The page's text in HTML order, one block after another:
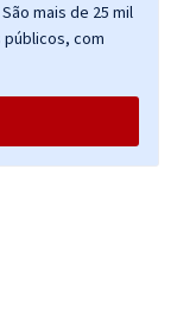
mais de 25 mil
com